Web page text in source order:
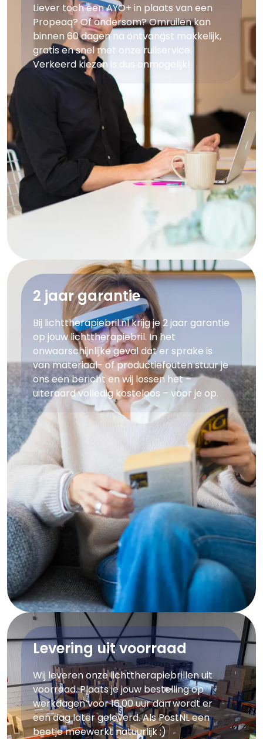
Liever toch een AYO+ in plaats van een
Propeaq? Of andersom? Omruilen kan
binnen 60 dagen na ontvangst makkelijk,
gratis en snel met onze ruilservice.
Verkeerd kiezen is dus onmogelijk!
2 jaar garantie
Bij lichttherapiebril.nl krijg je 2 jaar garantie
op jouw lichttherapiebril. In het
onwaarschijnlijke geval dat er sprake is
van materiaal- of productiefouten stuur je
ons een bericht en wij lossen het –
uiteraard volledig kosteloos – voor je op.
Levering uit voorraad
Wij leveren onze lichttherapiebrillen uit
voorraad. Plaats je jouw bestelling op
werkdagen voor 16.00 uur dan wordt er
een dag later geleverd. Als PostNL een
beetje meewerkt natuurlijk ;)